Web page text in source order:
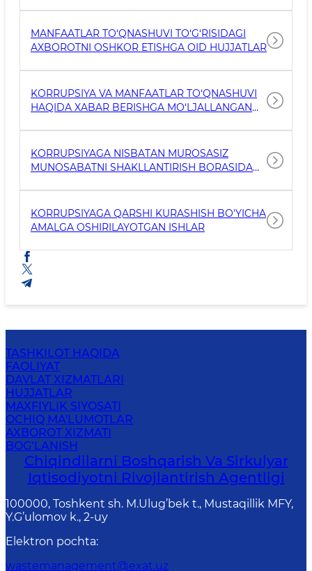
MANFAATLAR TO‘QNASHUVI TO‘G‘RISIDAGI
AXBOROTNI OSHKOR ETISHGA OID HUJJATLAR
KORRUPSIYA VA MANFAATLAR TO‘QNASHUVI
HAQIDA XABAR BERISHGA MO‘LJALLANGAN
KORRUPSIYAGA NISBATAN MUROSASIZ
MUNOSABATNI SHAKLLANTIRISH BORASIDA
KORRUPSIYAGA QARSHI KURASHISH BO'YICHA
AMALGA OSHIRILAYOTGAN ISHLAR
TASHKILOT HAQIDA
FAOLIYAT
DAVLAT XIZMATLARI
HUJJATLAR
MAXFIYLIK SIYOSATI
OCHIQ MA'LUMOTLAR
AXBOROT XIZMATI
BOG‘LANISH
Chiqindilarni Boshqarish Va Sirkulyar
Iqtisodiyotni Rivojlantirish Agentligi
100000, Toshkent sh. M.Ulug’bek t., Mustaqillik MFY,
Y.G’ulomov k., 2-uy
Elektron pochta:
wastemanagement@exat.uz